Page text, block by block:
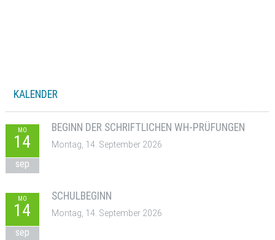
KALENDER
MO
14
sep
BEGINN DER SCHRIFTLICHEN WH-PRÜFUNGEN
Montag, 14. September 2026
MO
14
sep
SCHULBEGINN
Montag, 14. September 2026